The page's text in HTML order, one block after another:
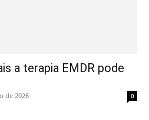
a terapia EMDR pode
de 2026 0